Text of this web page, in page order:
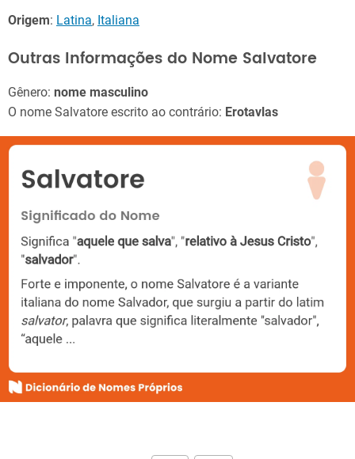
Origem: Latina, Italiana
Outras Informações do Nome Salvatore
Gênero: nome masculino
O nome Salvatore escrito ao contrário: Erotavlas